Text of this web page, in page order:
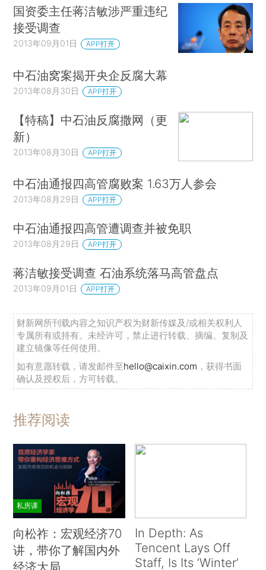
国资委主任蒋洁敏涉严重违纪
接受调查
2013年09月01日 APP打开
中石油窝案揭开央企反腐大幕
2013年08月30日 APP打开
【特稿】中石油反腐撒网（更
新）
2013年08月30日 APP打开
中石油通报四高管腐败案 1.63万人参会
2013年08月29日 APP打开
中石油通报四高管遭调查并被免职
2013年08月29日 APP打开
蒋洁敏接受调查 石油系统落马高管盘点
2013年09月01日 APP打开
财新网所刊载内容之知识产权为财新传媒及/或相关权利人
专属所有或持有。未经许可，禁止进行转载、摘编、复制及
建立镜像等任何使用。
如有意愿转载，请发邮件至hello@caixin.com ，获得书面
确认及授权后，方可转载。
推荐阅读
私房课
向松祚：宏观经济70
讲，带你了解国内外
经济大局
In Depth: As
Tencent Lays Off
Staff, Is Its ‘Winter’